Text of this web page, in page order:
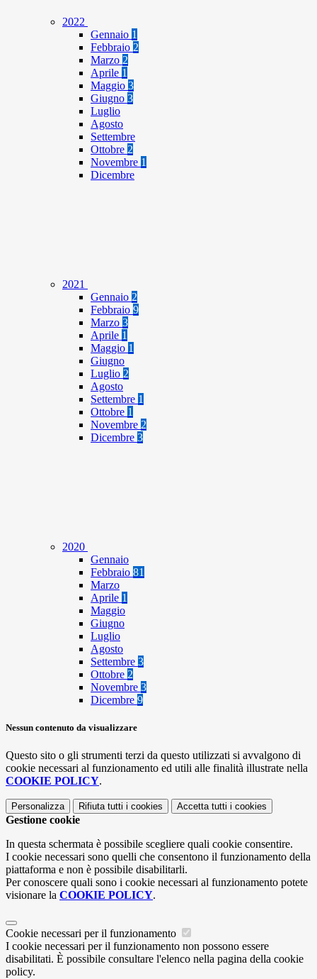
2022
Gennaio 1
Febbraio 2
Marzo 2
Aprile 1
Maggio 3
Giugno 3
Luglio
Agosto
Settembre
Ottobre 2
Novembre 1
Dicembre
2021
Gennaio 2
Febbraio 9
Marzo 3
Aprile 1
Maggio 1
Giugno
Luglio 2
Agosto
Settembre 1
Ottobre 1
Novembre 2
Dicembre 3
2020
Gennaio
Febbraio 81
Marzo
Aprile 1
Maggio
Giugno
Luglio
Agosto
Settembre 3
Ottobre 2
Novembre 3
Dicembre 9
Nessun contenuto da visualizzare
Questo sito o gli strumenti terzi da questo utilizzati si avvalgono di
cookie necessari al funzionamento ed utili alle finalità illustrate nella
COOKIE POLICY.
Personalizza Rifiuta tutti i cookies Accetta tutti i cookies
Gestione cookie
In questa schermata è possibile scegliere quali cookie consentire.
I cookie necessari sono quelli che consentono il funzionamento della
piattaforma e non è possibile disabilitarli.
Per conoscere quali sono i cookie necessari al funzionamento potete
visionare la COOKIE POLICY.
Cookie necessari per il funzionamento
I cookie necessari per il funzionamento non possono essere
disabilitati. È possibile consultare l'elenco nella pagina della cookie
policy.